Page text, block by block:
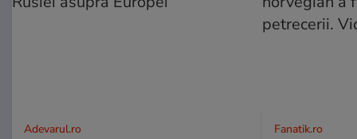
Adevarul.ro Fanatik.ro